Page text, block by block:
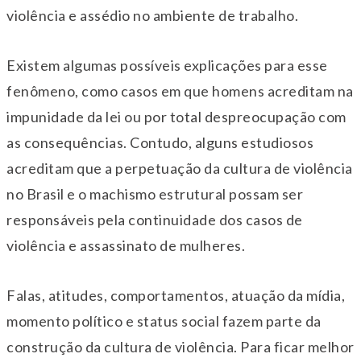
violência e assédio no ambiente de trabalho.
Existem algumas possíveis explicações para esse
fenômeno, como casos em que homens acreditam na
impunidade da lei ou por total despreocupação com
as consequências. Contudo, alguns estudiosos
acreditam que a perpetuação da cultura de violência
no Brasil e o machismo estrutural possam ser
responsáveis pela continuidade dos casos de
violência e assassinato de mulheres.
Falas, atitudes, comportamentos, atuação da mídia,
momento político e status social fazem parte da
construção da cultura de violência. Para ficar melhor